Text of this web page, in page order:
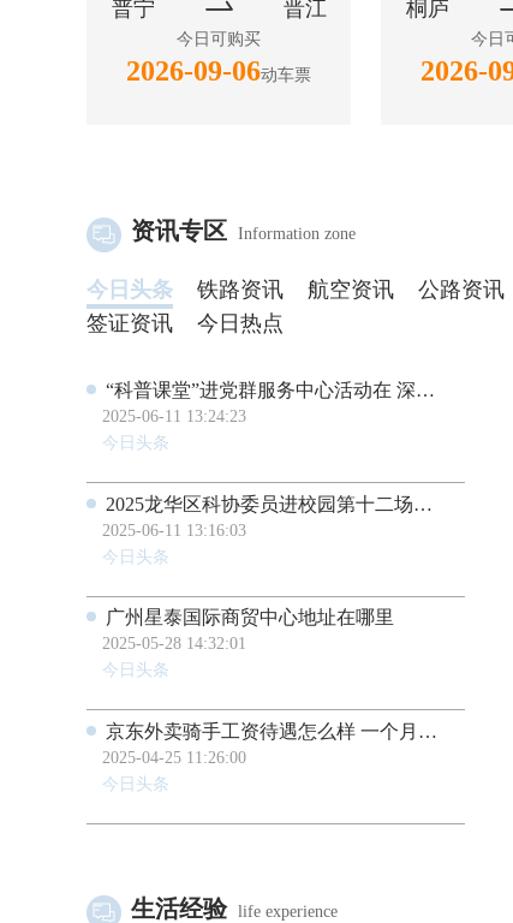
普宁  晋江
今日可购买
2026-09-06动车票
桐庐
今日
2026-
资讯专区 Information zone
今日头条 铁路资讯 航空资讯 公路资讯
签证资讯
今日热点
“科普课堂”进党群服务中心活动在 深圳市党群服务中心启幕
2025-06-11 13:24:23
今日头条
2025龙华区科协委员进校园第十二场走进龙华区龙澜学校—赫家烨《微观世界-我们身边的宇宙》
2025-06-11 13:16:03
今日头条
广州星泰国际商贸中心地址在哪里
2025-05-28 14:32:01
今日头条
京东外卖骑手工资待遇怎么样 一个月工资多少钱
2025-04-25 11:26:00
今日头条
生活经验 life experience